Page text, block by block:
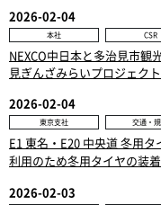
2026-02-04
本社 CSR
NEXCO中日本と多治見市
見ぎんざみらいプロジェク
2026-02-04
東京支社 交通・
E1 東名・E20 中央道 冬用
利用のため冬用タイヤの装
2026-02-03